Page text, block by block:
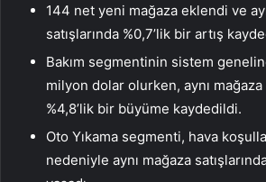
144 net yeni mağaza eklendi ve
satışlarında %0,7’lik bir artış
Bakım segmentinin sistem
milyon dolar olurken, aynı mağaza
%4,8’lik bir büyüme kaydedildi.
Oto Yıkama segmenti, hava
nedeniyle aynı mağaza